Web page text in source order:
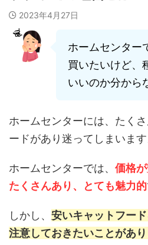
2023年4月27日
ホームセンター
買いたいけど、
いいのか分から
ホームセンターには、たく
ードがあり迷ってしまいます
ホームセンターでは、 価格
たくさんあり、とても魅力的
しかし、 安いキャットフー
注意しておきたいことがあり